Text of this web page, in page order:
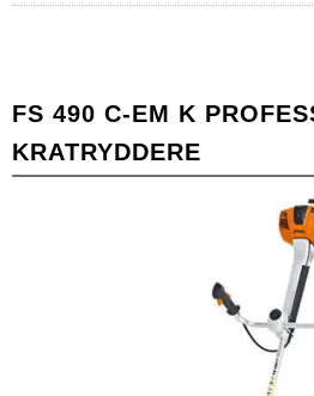
FS 490 C-EM K
KRATRYDDERE